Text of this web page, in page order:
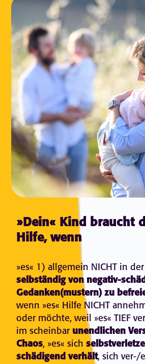
»Dein« Kind braucht
Hilfe, wenn
»es« 1) allgemein NICHT in
selbständig von negativ-
Gedanken(mustern) zu
wenn »es« Hilfe NICHT
oder möchte, weil »es« TIEF
im scheinbar unendlichen
Chaos, »es« sich
schädigend verhält, sich ver-/